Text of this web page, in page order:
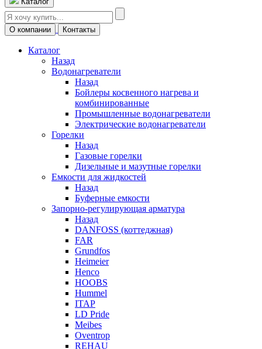
О компании Контакты
Каталог
Назад
Водонагреватели
Назад
Бойлеры косвенного нагрева и
комбинированные
Промышленные водонагреватели
Электрические водонагреватели
Горелки
Назад
Газовые горелки
Дизельные и мазутные горелки
Емкости для жидкостей
Назад
Буферные емкости
Запорно-регулирующая арматура
Назад
DANFOSS (коттеджная)
FAR
Grundfos
Heimeier
Henco
HOOBS
Hummel
ITAP
LD Pride
Meibes
Oventrop
REHAU